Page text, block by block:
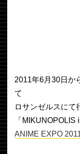
2011年6月30日か
て
ロサンゼルスにて
「MIKUNOPOLIS
ANIME EXPO